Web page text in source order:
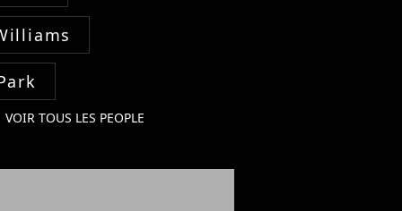
VOIR TOUS LES PEOPLE